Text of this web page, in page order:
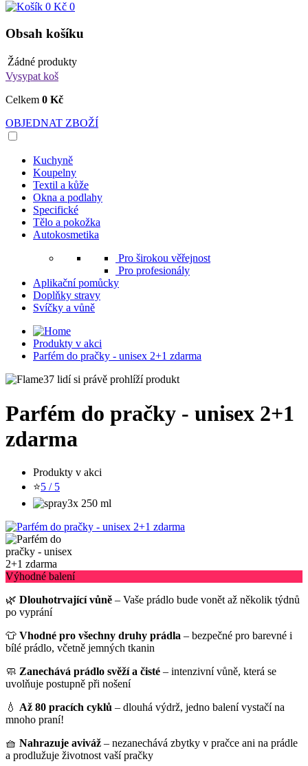
0 Kč 0
Obsah košíku
Žádné produkty
Vysypat koš
Celkem 0 Kč
OBJEDNAT ZBOŽÍ
Kuchyně
Koupelny
Textil a kůže
Okna a podlahy
Specifické
Tělo a pokožka
Autokosmetika
Pro širokou věřejnost
Pro profesionály
Aplikační pomůcky
Doplňky stravy
Svíčky a vůně
Produkty v akci
Parfém do pračky - unisex 2+1 zdarma
37 lidí si právě prohlíží produkt
Parfém do pračky - unisex 2+1
zdarma
Produkty v akci
⭐5 / 5
3x 250 ml
Výhodné balení
🌿 Dlouhotrvající vůně – Vaše prádlo bude vonět až několik týdnů
po vyprání
👕 Vhodné pro všechny druhy prádla – bezpečné pro barevné i
bílé prádlo, včetně jemných tkanin
🧼 Zanechává prádlo svěží a čisté – intenzivní vůně, která se
uvolňuje postupně při nošení
💧 Až 80 pracích cyklů – dlouhá výdrž, jedno balení vystačí na
mnoho praní!
🧺 Nahrazuje aviváž – nezanechává zbytky v pračce ani na prádle
a prodlužuje životnost vaší pračky